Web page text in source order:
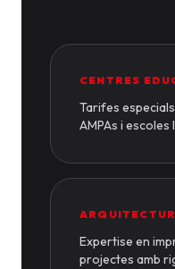
CENTRES
Tarifes
AMPAs i escoles
Expertise en
projectes amb